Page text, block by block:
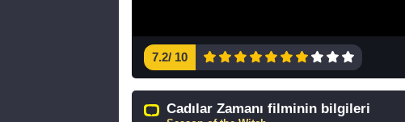
7.2/ 10
Cadılar Zamanı filminin bilgileri